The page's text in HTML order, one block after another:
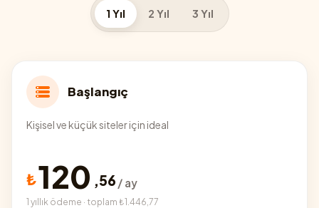
1 Yıl 2 Yıl 3 Yıl
Başlangıç
Kişisel ve küçük siteler için ideal
₺120 ,56 / ay
1 yıllık ödeme · toplam ₺1.446,77